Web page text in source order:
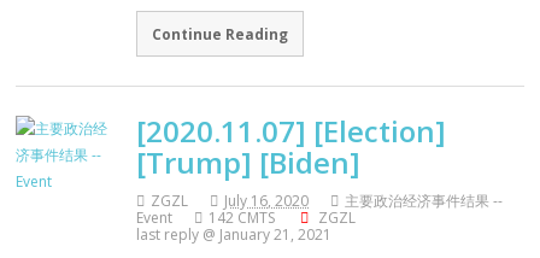
Continue Reading
[2020.11.07] [Election]
[Trump] [Biden]
ZGZL July 16, 2020
主要政治经济事件结果 --
Event
142 CMTS
ZGZL
last reply @ January 21, 2021